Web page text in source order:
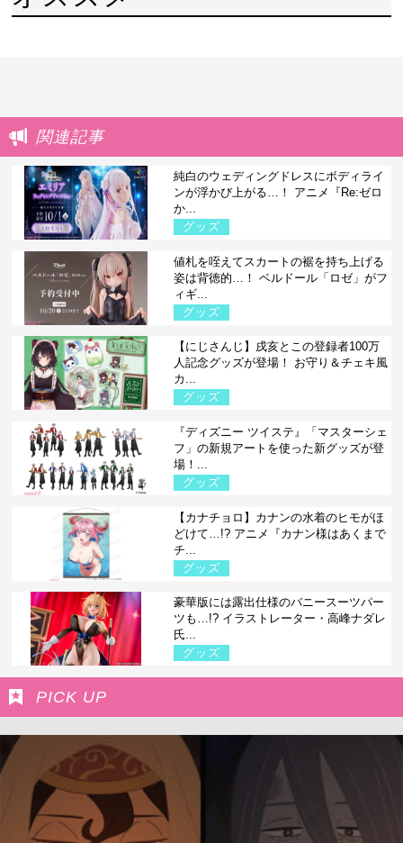
関連記事
純白のウェディングドレスにボディライ
ンが浮かび上がる…！ アニメ『Re:ゼロ
か...
グッズ
値札を咥えてスカートの裾を持ち上げる
姿は背徳的…！ ベルドール「ロゼ」がフ
ィギ...
グッズ
【にじさんじ】戌亥とこの登録者100万
人記念グッズが登場！ お守り＆チェキ風
カ...
グッズ
『ディズニー ツイステ』「マスターシェ
フ」の新規アートを使った新グッズが登
場！...
グッズ
【カナチョロ】カナンの水着のヒモがほ
どけて…!? アニメ『カナン様はあくまで
チ...
グッズ
豪華版には露出仕様のバニースーツパー
ツも…!? イラストレーター・高峰ナダレ
氏...
グッズ
PICK UP